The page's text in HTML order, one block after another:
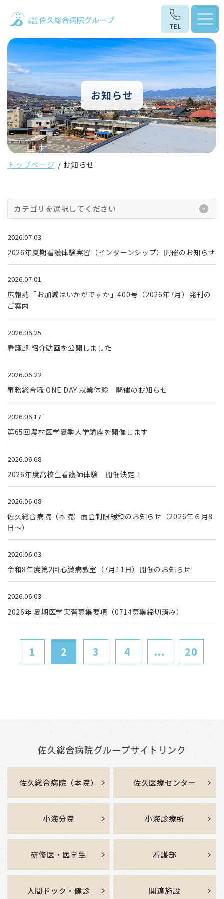
お知らせ
トップページ お知らせ
カテゴリを選択してください
2026.07.03
2026年夏期看護体験実習（インターンシップ）開催のお知らせ
2026.07.01
広報誌「お加減はいかがですか」400号（2026年7月）発刊の
ご案内
2026.06.25
看護部 紹介動画を公開しました
2026.06.22
事務総合職 ONE DAY 就業体験 開催のお知らせ
2026.06.17
第65回農村医学夏季大学講座を開催します
2026.06.08
2026年度高校生看護師体験 開催決定！
2026.06.08
佐久総合病院（本院）面会制限緩和のお知らせ（2026年６月8
日～）
2026.06.03
令和8年度第2回心臓病教室（7月11日）開催のお知らせ
2026.06.03
2026年 夏期医学実習募集要項（0714募集締切済み）
1 2 3 4 ... 20
佐久総合病院（本院） 佐久医療センター
小海分院 小海診療所
研修医・医学生 看護部
人間ドック・健診 関連施設